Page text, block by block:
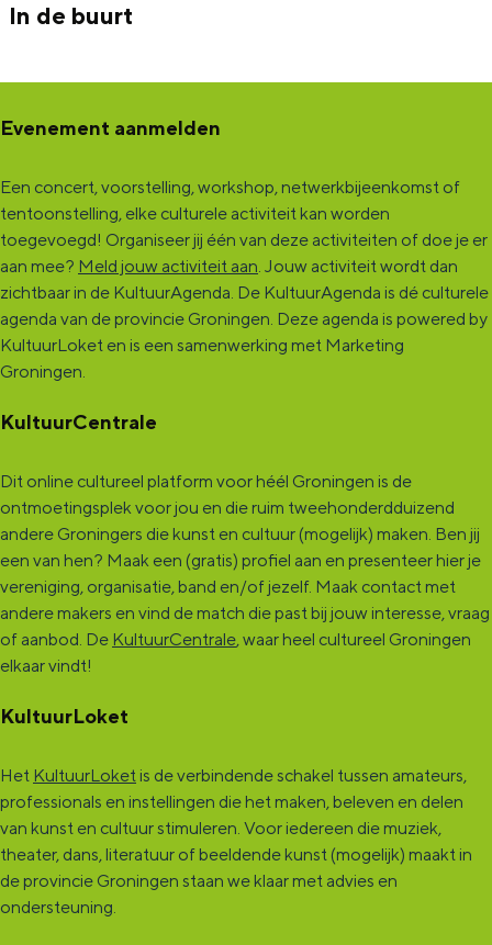
In de buurt
Evenement aanmelden
Een concert, voorstelling, workshop, netwerkbijeenkomst of
tentoonstelling, elke culturele activiteit kan worden
toegevoegd! Organiseer jij één van deze activiteiten of doe je er
aan mee? Meld jouw activiteit aan. Jouw activiteit wordt dan
zichtbaar in de KultuurAgenda. De KultuurAgenda is dé culturele
agenda van de provincie Groningen. Deze agenda is powered by
KultuurLoket en is een samenwerking met Marketing
Groningen.
KultuurCentrale
Dit online cultureel platform voor héél Groningen is de
ontmoetingsplek voor jou en die ruim tweehonderdduizend
andere Groningers die kunst en cultuur (mogelijk) maken. Ben jij
een van hen? Maak een (gratis) profiel aan en presenteer hier je
vereniging, organisatie, band en/of jezelf. Maak contact met
andere makers en vind de match die past bij jouw interesse, vraag
of aanbod. De KultuurCentrale, waar heel cultureel Groningen
elkaar vindt!
KultuurLoket
Het KultuurLoket is de verbindende schakel tussen amateurs,
professionals en instellingen die het maken, beleven en delen
van kunst en cultuur stimuleren. Voor iedereen die muziek,
theater, dans, literatuur of beeldende kunst (mogelijk) maakt in
de provincie Groningen staan we klaar met advies en
ondersteuning.